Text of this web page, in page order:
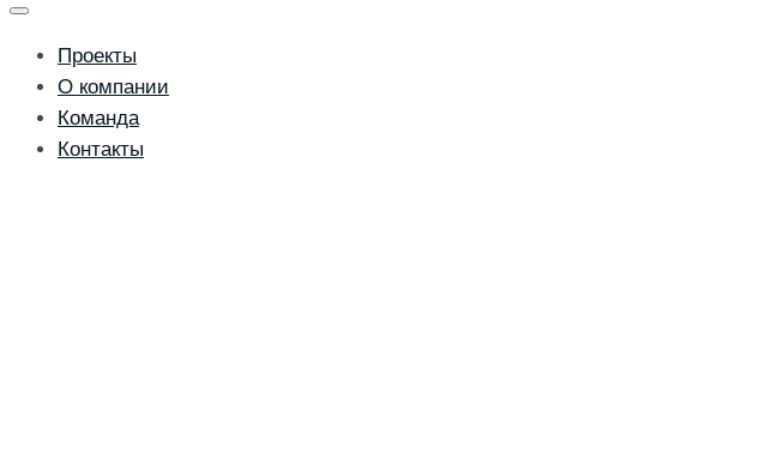
Проекты
О компании
Команда
Контакты